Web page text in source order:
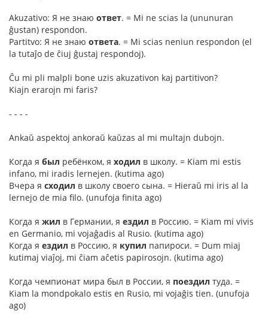
Akuzativo: Я не знаю ответ. = Mi ne scias la (ununuran
ĝustan) respondon.
Partitvo: Я не знаю ответа. = Mi scias neniun respondon (el
la tutaĵo de ĉiuj ĝustaj respondoj).
Ĉu mi pli malpli bone uzis akuzativon kaj partitivon?
Kiajn erarojn mi faris?
- - - -
Ankaŭ aspektoj ankoraŭ kaŭzas al mi multajn dubojn.
Когда я был ребёнком, я ходил в школу. = Kiam mi estis
infano, mi iradis lernejen. (kutima ago)
Вчера я сходил в школу своего сына. = Hieraŭ mi iris al la
lernejo de mia filo. (unufoja finita ago)
Когда я жил в Германии, я ездил в Россию. = Kiam mi vivis
en Germanio, mi vojaĝadis al Rusio. (kutima ago)
Когда я ездил в Россию, я купил папироси. = Dum miaj
kutimaj viaĵoj, mi ĉiam aĉetis papirosojn. (kutima ago)
Когда чемпионат мира был в России, я поездил туда. =
Kiam la mondpokalo estis en Rusio, mi vojaĝis tien. (unufoja
ago)